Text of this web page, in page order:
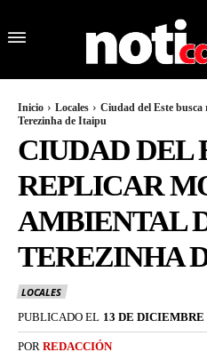
Inicio Locales
Ciudad del Este busca
Terezinha de Itaipu
CIUDAD DEL
REPLICAR
AMBIENTAL
TEREZINHA
LOCALES
PUBLICADO EL 13 DE DICIEMBRE
POR REDACCIÓN